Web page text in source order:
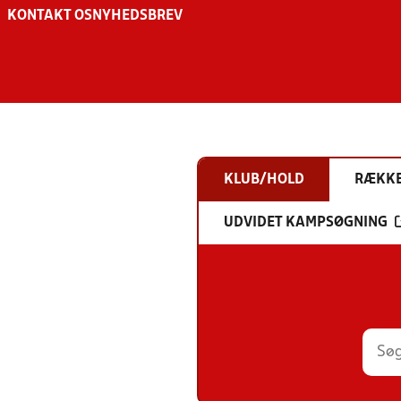
KONTAKT OS NYHEDSBREV
KLUB/HOLD
UDVIDET KAMPSØGNING